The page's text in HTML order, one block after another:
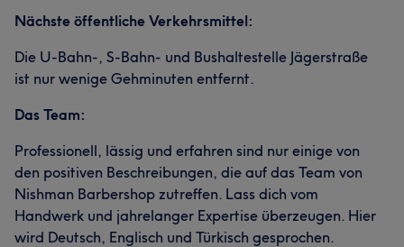
Nächste öffentliche Verkehrsmittel:
Die U-Bahn-, S-Bahn- und Bushaltestelle Jägerstraße
ist nur wenige Gehminuten entfernt.
Das Team:
Professionell, lässig und erfahren sind nur einige von
den positiven Beschreibungen, die auf das Team von
Nishman Barbershop zutreffen. Lass dich vom
Handwerk und jahrelanger Expertise überzeugen. Hier
wird Deutsch, Englisch und Türkisch gesprochen.